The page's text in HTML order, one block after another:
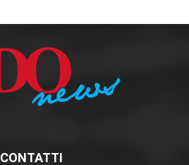
CONTATTI